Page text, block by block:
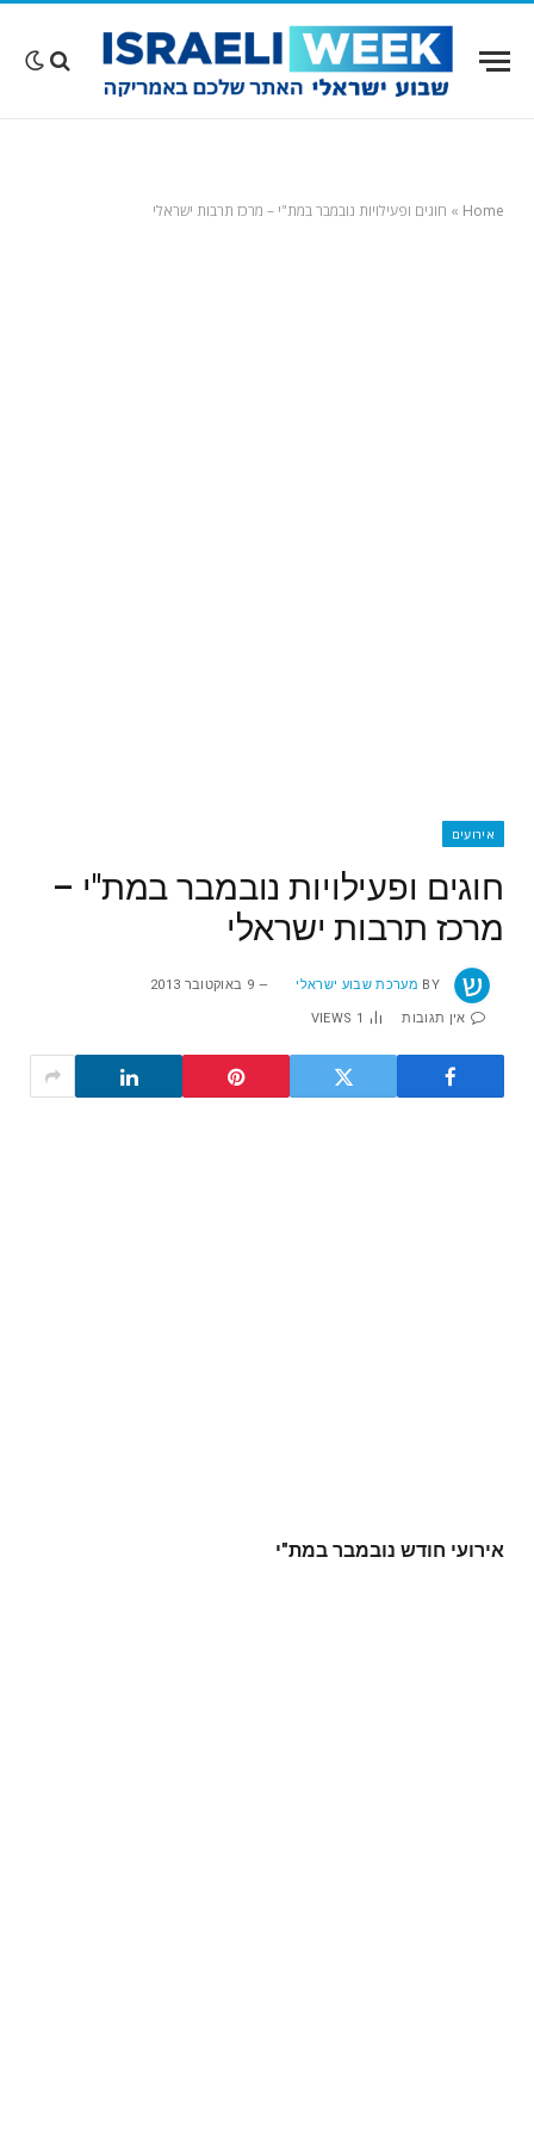
Home
» חוגים ופעילויות נובמבר במת"י – מרכז תרבות ישראלי
אירועים
חוגים ופעילויות נובמבר במת"י –
מרכז תרבות ישראלי
BY מערכת שבוע ישראלי 9 באוקטובר 2013
אין תגובות 1
VIEWS
אירועי חודש נובמבר במת"י